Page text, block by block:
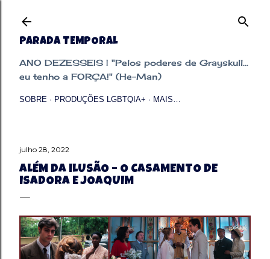
PARADA TEMPORAL
ANO DEZESSEIS | "Pelos poderes de Grayskull...
eu tenho a FORÇA!" (He-Man)
SOBRE PRODUÇÕES LGBTQIA+ MAIS…
julho 28, 2022
ALÉM DA ILUSÃO – O CASAMENTO DE
ISADORA E JOAQUIM